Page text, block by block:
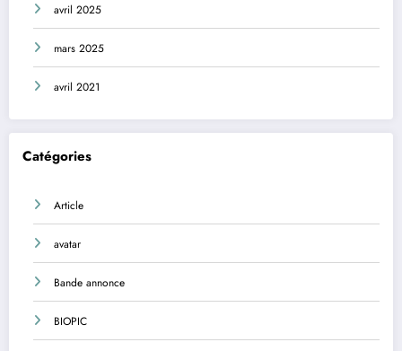
avril 2025
mars 2025
avril 2021
Catégories
Article
avatar
Bande annonce
BIOPIC